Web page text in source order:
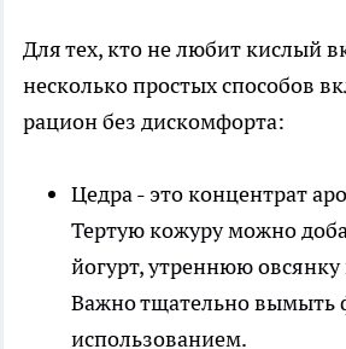
Для тех, кто не любит кислый
несколько простых способов
рацион без дискомфорта:
Цедра - это концентрат
Тертую кожуру можно
йогурт, утреннюю овсянку
Важно тщательно вымыть
использованием.